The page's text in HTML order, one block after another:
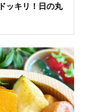
ッキリ！日の丸